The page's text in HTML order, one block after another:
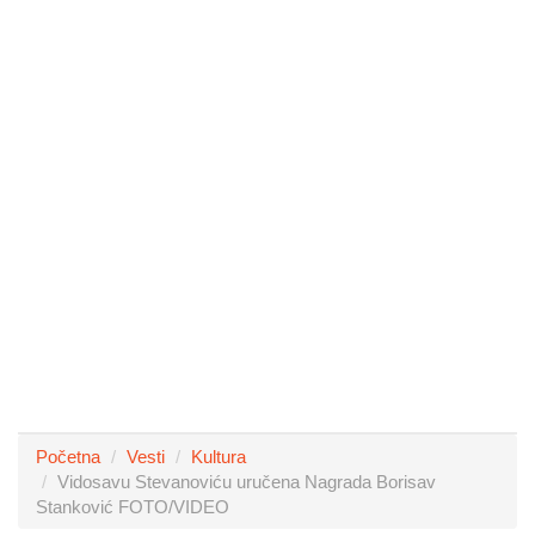
Početna Vesti
Kultura
Vidosavu Stevanoviću uručena Nagrada Borisav
Stanković FOTO/VIDEO